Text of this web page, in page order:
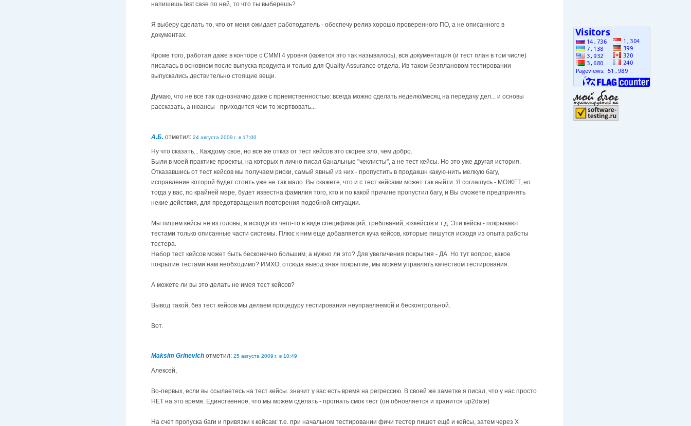
напишешь test case по ней, то что ты выберешь?
Я выберу сделать то, что от меня ожидает работодатель - обеспечу релиз хорошо проверенного ПО, а не описанного в
документах.
Кроме того, работая даже в конторе с CMMI 4 уровня (кажется это так называлось), вся документация (и тест план в том числе)
писалась в основном после выпуска продукта и только для Quality Assurance отдела. Ив таком безплановом тестировании
выпускались дествительно стоящие вещи.
Думаю, что не все так однозначно даже с приемственностью: всегда можно сделать неделю/месяц на передачу дел... и основы
рассказать, а нюансы - приходится чем-то жертвовать...
А.Б. отметил: 24 августа 2009 г. в 17:00
Ну что сказать... Каждому свое, но все же отказ от тест кейсов это скорее зло, чем добро.
Были в моей практике проекты, на которых я лично писал банальные "чеклисты", а не тест кейсы. Но это уже другая история.
Отказавшись от тест кейсов мы получаем риски, самый явный из них - пропустить в продакшн какую-нить мелкую багу,
исправление которой будет стоить уже не так мало. Вы скажете, что и с тест кейсами может так выйти. Я соглашусь - МОЖЕТ, но
тогда у вас, по крайней мере, будет известна фамилия того, кто и по какой причине пропустил багу, и Вы сможете предпринять
некие действия, для предотвращения повторения подобной ситуации.
Мы пишем кейсы не из головы, а исходя из чего-то в виде спецификаций, требований, юзкейсов и т.д. Эти кейсы - покрывают
тестами только описанные части системы. Плюс к ним еще добавляется куча кейсов, которые пишутся исходя из опыта работы
тестера.
Набор тест кейсов может быть бесконечно большим, а нужно ли это? Для увеличения покрытия - ДА. Но тут вопрос, какое
покрытие тестами нам необходимо? ИМХО, отсюда вывод зная покрытие, мы можем управлять качеством тестирования.
А можете ли вы это делать не имея тест кейсов?
Вывод такой, без тест кейсов мы делаем процедуру тестирования неуправляемой и бесконтрольной.
Вот.
Maksim Grinevich отметил: 25 августа 2009 г. в 10:49
Алексей,
Во-первых, если вы ссылаетесь на тест кейсы. значит у вас есть время на регрессию. В своей же заметке я писал, что у нас просто
НЕТ на это время. Единственное, что мы можем сделать - прогнать смок тест (он обновляется и хранится up2date)
На счет пропуска баги и привязки к кейсам: т.е. при начальном тестировании фичи тестер пишет ещё и кейсы, затем через Х